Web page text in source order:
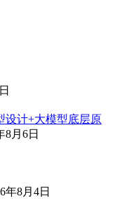
设计+大模型底层原
8月6日
年8月4日